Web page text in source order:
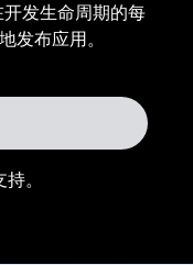
发生命周期的每
发布应用。
。